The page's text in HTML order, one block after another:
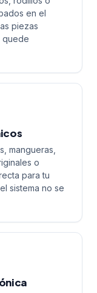
en el
piezas
quede
mangueras,
o
para tu
sistema no se